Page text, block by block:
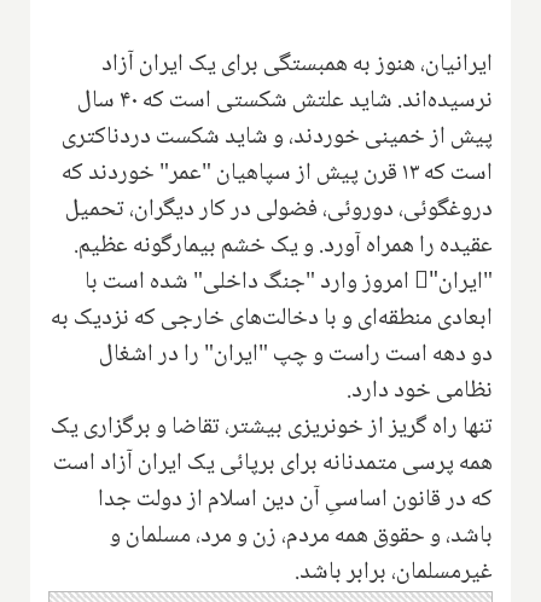
ایرانیان، هنوز به همبستگی برای یک ایران آزاد
نرسیده‌اند. شاید علتش شکستی است که ۴۰ سال
پیش از خمینی خوردند، و شاید شکست دردناکتری
است که ۱۳ قرن پیش از سپاهیان "عمر" خوردند که
دروغگوئی، دوروئی، فضولی در کار دیگران، تحمیل
عقیده را همراه آورد. و یک خشم بیمارگونه عظیم.
"ایران"ِ امروز وارد "جنگ داخلی" شده است با
ابعادی منطقه‌ای و با دخالت‌های خارجی که نزدیک به
دو دهه است راست و چپ "ایران" را در اشغال
نظامی خود دارد.
تنها راه گریز از خونریزی بیشتر، تقاضا و برگزاری یک
همه پرسی متمدنانه برای برپائی یک ایران آزاد است‌
که در قانون اساسیِ آن دین اسلام از دولت جدا
باشد، و حقوق همه مردم، زن و مرد، مسلمان و
غیر‌مسلمان، برابر باشد.